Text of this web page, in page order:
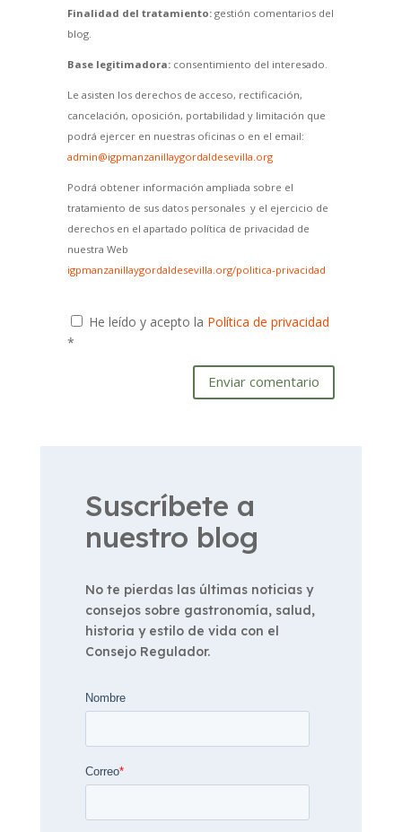
Finalidad del tratamiento:gestión comentarios del
blog.
Base legitimadora:consentimiento del interesado.
Le asisten los derechos de acceso, rectificación,
cancelación, oposición, portabilidad y limitación que
podrá ejercer en nuestras oficinas o en el email:
admin@igpmanzanillaygordaldesevilla.org
Podrá obtener información ampliada sobre el
tratamiento de sus datos personales y el ejercicio de
derechos en el apartado política de privacidad de
nuestra Web
igpmanzanillaygordaldesevilla.org/politica-privacidad
He leído y acepto la Política de privacidad
*
Enviar comentario
Suscríbete a
nuestro blog
No te pierdas las últimas noticias y
consejos sobre gastronomía, salud,
historia y estilo de vida con el
Consejo Regulador.